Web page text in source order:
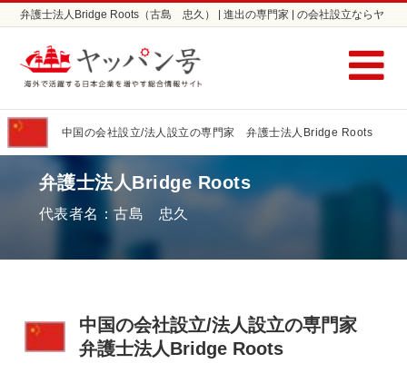
弁護士法人Bridge Roots（古島 忠久） | 進出の専門家 | の会社設立ならヤ
中国の会社設立/法人設立の専門家 弁護士法人Bridge Roots
弁護士法人Bridge Roots
代表者名：古島 忠久
中国の会社設立/法人設立の専門家
弁護士法人Bridge Roots